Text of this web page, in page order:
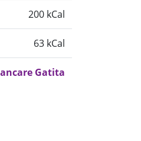
200 kCal
63 kCal
Gatita